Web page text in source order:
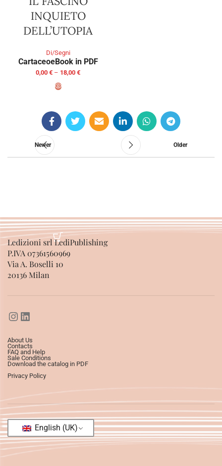
INQUIETO
DELL’UTOPIA
Di/Segni
CartaceoeBook in PDF
0,00 € – 18,00 €
Newer Older
Ledizioni srl LediPublishing
P.IVA 07361560969
Via A. Boselli 10
20136 Milan
About Us
Contacts
FAQ and Help
Sale Conditions
Download the catalog in PDF
Privacy Policy
English (UK)